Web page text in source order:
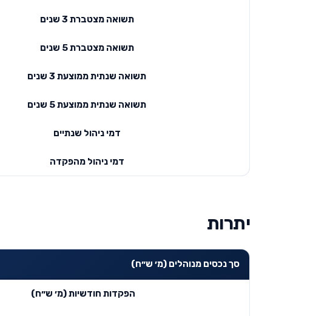
תשואה מצטברת 3 שנים
תשואה מצטברת 5 שנים
תשואה שנתית ממוצעת 3 שנים
תשואה שנתית ממוצעת 5 שנים
דמי ניהול שנתיים
דמי ניהול מהפקדה
יתרות
סך נכסים מנוהלים (מ׳ ש״ח)
הפקדות חודשיות (מ׳ ש״ח)